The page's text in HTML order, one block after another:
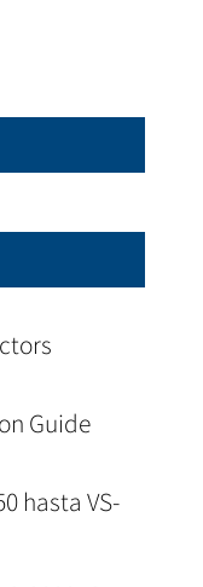
Guide
hasta VS-